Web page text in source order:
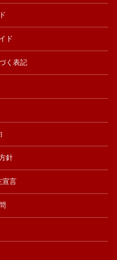
ド
く表記
針
宣言